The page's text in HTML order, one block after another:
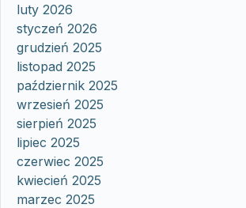
luty 2026
styczeń 2026
grudzień 2025
listopad 2025
październik 2025
wrzesień 2025
sierpień 2025
lipiec 2025
czerwiec 2025
kwiecień 2025
marzec 2025